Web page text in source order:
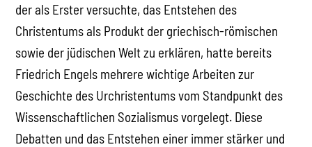
der als Erster versuchte, das Entstehen des
Christentums als Produkt der griechisch-römischen
sowie der jüdischen Welt zu erklären, hatte bereits
Friedrich Engels mehrere wichtige Arbeiten zur
Geschichte des Urchristentums vom Standpunkt des
Wissenschaftlichen Sozialismus vorgelegt. Diese
Debatten und das Entstehen einer immer stärker und